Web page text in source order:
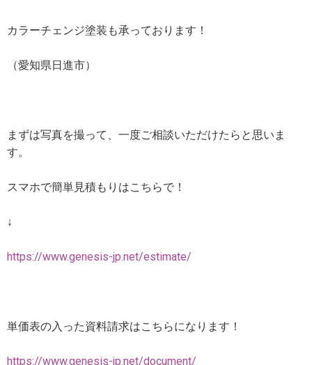
カラーチェンジ塗装も承っております！
（愛知県日進市）
まずは写真を撮って、一度ご相談いただけたらと思いま
す。
スマホで簡単見積もりはこちらで！
↓
https://www.genesis-jp.net/estimate/
単価表の入った資料請求はこちらになります！
https://www.genesis-jp.net/document/